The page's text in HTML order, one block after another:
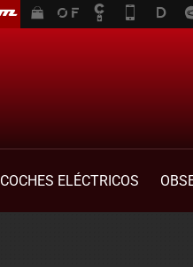
COCHES ELÉCTRICOS